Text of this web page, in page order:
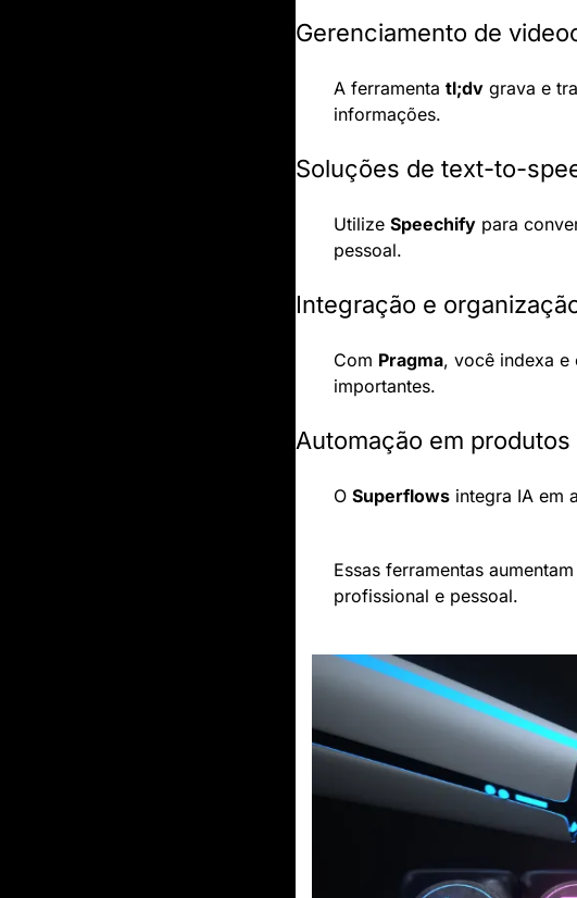
Gerenciamento de
A ferramenta tl;dv grava e
informações.
Soluções de text-to-
Utilize Speechify para
pessoal.
Integração e
Com Pragma, você indexa e
importantes.
Automação em produtos
O Superflows integra IA em
Essas ferramentas
profissional e pessoal.